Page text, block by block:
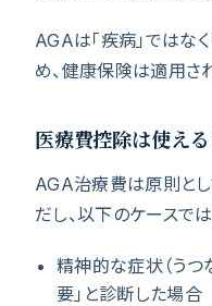
AGAは「疾病」ではな
め、健康保険は適用さ
医療費控除は使える
AGA治療費は原則とし
だし、以下のケースで
精神的な症状（うつ
要」と診断した場合